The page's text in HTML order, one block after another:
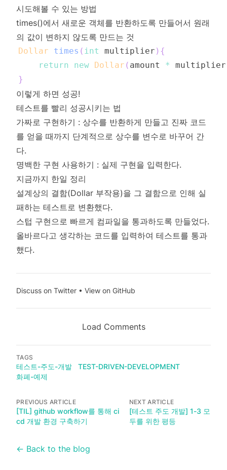
시도해볼 수 있는 방법
times()에서 새로운 객체를 반환하도록 만들어서 원래
의 값이 변하지 않도록 만드는 것
Dollar times ( int multiplier ) {
return
new Dollar ( amount * multiplier
}
이렇게 하면 성공!
테스트를 빨리 성공시키는 법
가짜로 구현하기 : 상수를 반환하게 만들고 진짜 코드
를 얻을 때까지 단계적으로 상수를 변수로 바꾸어 간
다.
명백한 구현 사용하기 : 실제 구현을 입력한다.
지금까지 한일 정리
설계상의 결함(Dollar 부작용)을 그 결함으로 인해 실
패하는 테스트로 변환했다.
스텁 구현으로 빠르게 컴파일을 통과하도록 만들었다.
올바르다고 생각하는 코드를 입력하여 테스트를 통과
했다.
Discuss on Twitter • View on GitHub
Load Comments
TAGS
테스트-주도-개발
TEST-DRIVEN-DEVELOPMENT
화폐-예제
PREVIOUS ARTICLE
[TIL] github workflow를 통해 ci
cd 개발 환경 구축하기
NEXT ARTICLE
[테스트 주도 개발] 1-3 모
두를 위한 평등
← Back to the blog